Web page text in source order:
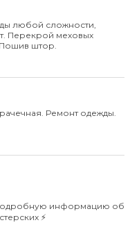
любой сложности,
Перекрой меховых
штор.
Ремонт одежды.
подробную информацию об
⚡️